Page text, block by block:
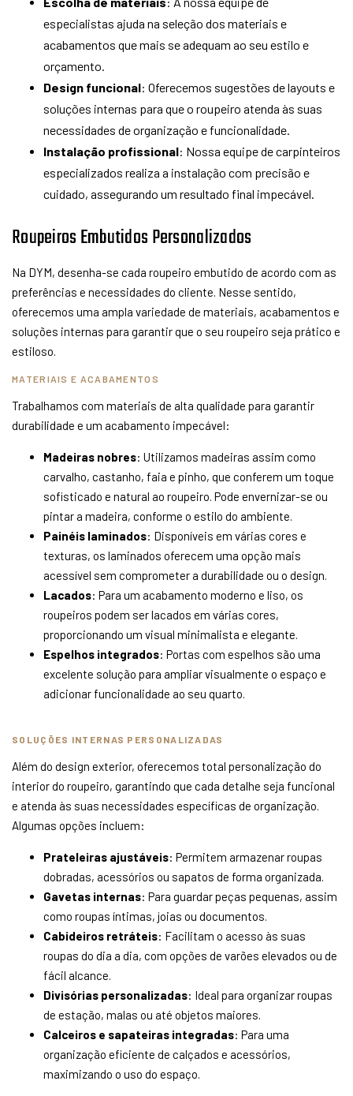
especialistas ajuda na seleção dos materiais e
acabamentos que mais se adequam ao seu estilo e
orçamento.
Design funcional: Oferecemos sugestões de layouts e
soluções internas para que o roupeiro atenda às suas
necessidades de organização e funcionalidade.
Instalação profissional: Nossa equipe de carpinteiros
especializados realiza a instalação com precisão e
cuidado, assegurando um resultado final impecável.
Roupeiros Embutidos Personalizados
Na DYM, desenha-se cada roupeiro embutido de acordo com as
preferências e necessidades do cliente. Nesse sentido,
oferecemos uma ampla variedade de materiais, acabamentos e
soluções internas para garantir que o seu roupeiro seja prático e
estiloso.
MATERIAIS E ACABAMENTOS
Trabalhamos com materiais de alta qualidade para garantir
durabilidade e um acabamento impecável:
Madeiras nobres: Utilizamos madeiras assim como
carvalho, castanho, faia e pinho, que conferem um toque
sofisticado e natural ao roupeiro. Pode envernizar-se ou
pintar a madeira, conforme o estilo do ambiente.
Painéis laminados: Disponíveis em várias cores e
texturas, os laminados oferecem uma opção mais
acessível sem comprometer a durabilidade ou o design.
Lacados: Para um acabamento moderno e liso, os
roupeiros podem ser lacados em várias cores,
proporcionando um visual minimalista e elegante.
Espelhos integrados: Portas com espelhos são uma
excelente solução para ampliar visualmente o espaço e
adicionar funcionalidade ao seu quarto.
SOLUÇÕES INTERNAS PERSONALIZADAS
Além do design exterior, oferecemos total personalização do
interior do roupeiro, garantindo que cada detalhe seja funcional
e atenda às suas necessidades específicas de organização.
Algumas opções incluem:
Prateleiras ajustáveis: Permitem armazenar roupas
dobradas, acessórios ou sapatos de forma organizada.
Gavetas internas: Para guardar peças pequenas, assim
como roupas íntimas, joias ou documentos.
Cabideiros retráteis: Facilitam o acesso às suas
roupas do dia a dia, com opções de varões elevados ou de
fácil alcance.
Divisórias personalizadas: Ideal para organizar roupas
de estação, malas ou até objetos maiores.
Calceiros e sapateiras integradas: Para uma
organização eficiente de calçados e acessórios,
maximizando o uso do espaço.